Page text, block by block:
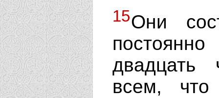
15Они
двадцать
всем,